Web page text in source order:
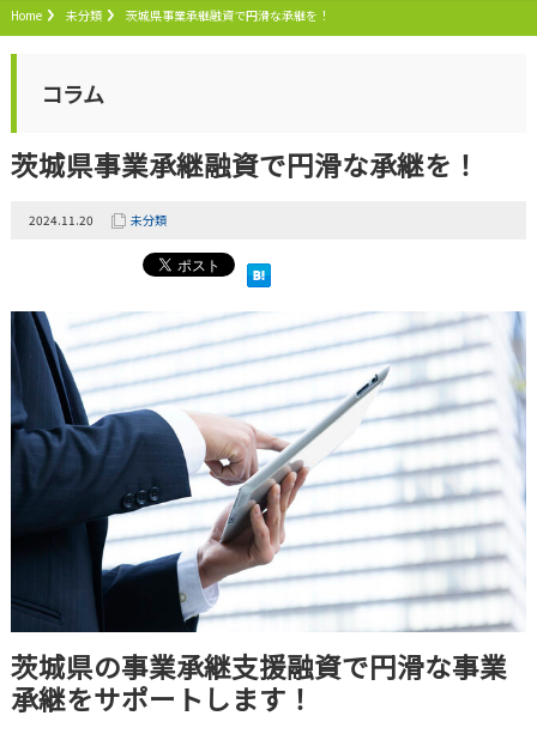
Home 未分類 茨城県事業承継融資で円滑な承継を！
コラム
茨城県事業承継融資で円滑な承継を！
2024.11.20 未分類
茨城県の事業承継支援融資で円滑な事業
承継をサポートします！